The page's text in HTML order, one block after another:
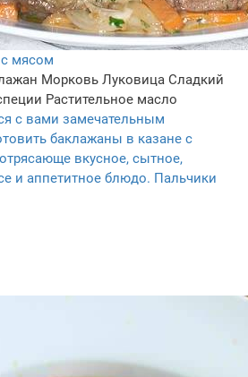
мясом
Морковь Луковица Сладкий
Растительное масло
с вами замечательным
баклажаны в казане с
вкусное, сытное,
и аппетитное блюдо. Пальчики